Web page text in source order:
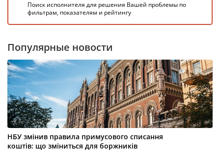
Поиск исполнителя для решения Вашей проблемы по
фильтрам, показателям и рейтингу
Популярные новости
НБУ змінив правила примусового списання
коштів: що зміниться для боржників